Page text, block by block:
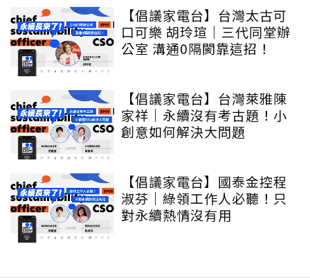
【倡議家電台】台灣太古可
口可樂 胡玲瑄｜三代同堂辦
公室 溝通0隔閡靠這招！
【倡議家電台】台灣萊雅陳
家祥｜永續沒有考古題！小
創意如何解決大問題
【倡議家電台】國泰金控程
淑芬｜綠領工作人必聽！只
對永續熱情沒有用